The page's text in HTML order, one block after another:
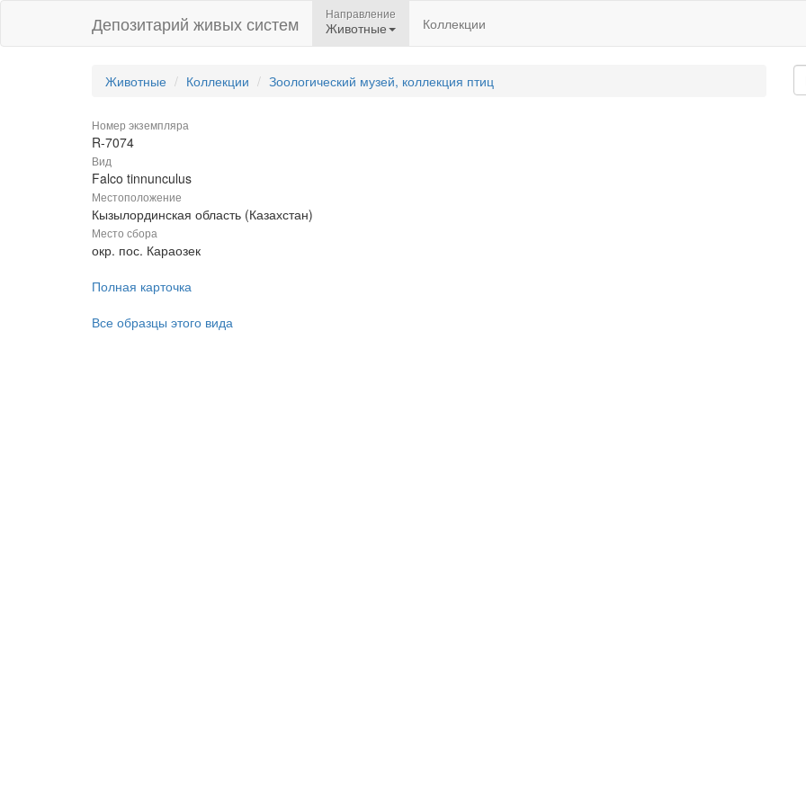
Депозитарий живых систем Направление
Животные Коллекции
Животные Коллекции Зоологический музей, коллекция птиц
Номер экземпляра
R-7074
Вид
Falco tinnunculus
Местоположение
Кызылординская область (Казахстан)
Место сбора
окр. пос. Караозек
Полная карточка
Все образцы этого вида